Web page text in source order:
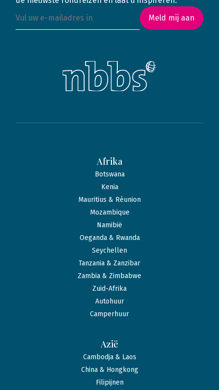
Meld mij aan
Afrika
Botswana
Kenia
Mauritius & Réunion
Mozambique
Namibië
Oeganda & Rwanda
Seychellen
Tanzania & Zanzibar
Zambia & Zimbabwe
Zuid-Afrika
Autohuur
Camperhuur
Azië
Cambodja & Laos
China & Hongkong
Filipijnen